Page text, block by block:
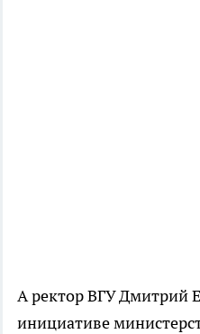
А ректор ВГУ Дмитрий
инициативе